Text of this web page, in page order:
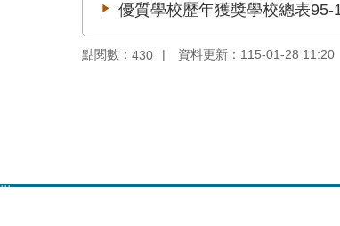
優質學校歷年獲獎學校總表95-
點閱數： 430 資料更新：115-01-28 11:20
:::